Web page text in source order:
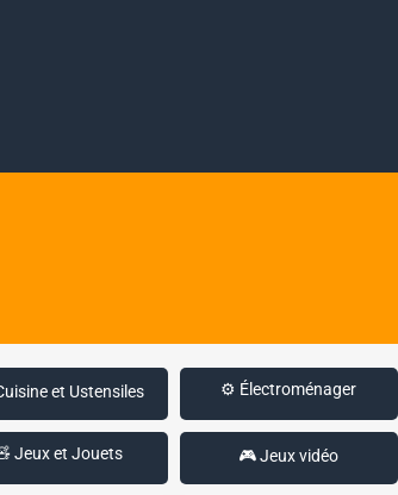
et Ustensiles ⚙️ Électroménager
Jeux et Jouets 🎮 Jeux vidéo